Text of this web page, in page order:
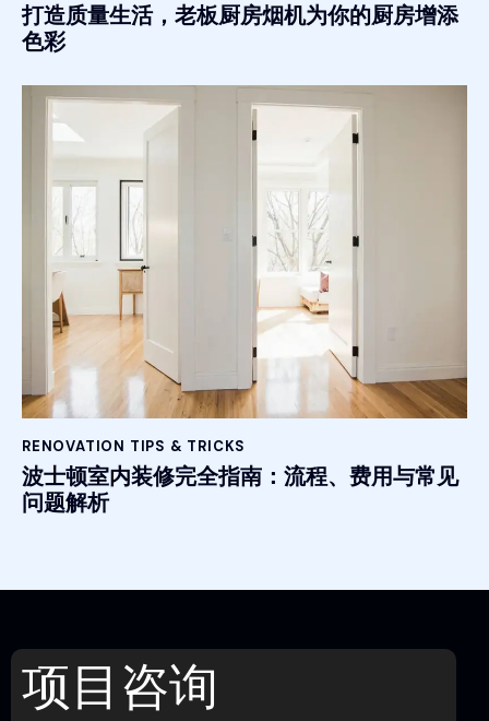
打造质量生活，老板厨房烟机为你的厨房增添
色彩
RENOVATION TIPS & TRICKS
波士顿室内装修完全指南：流程、费用与常见
问题解析
项目咨询